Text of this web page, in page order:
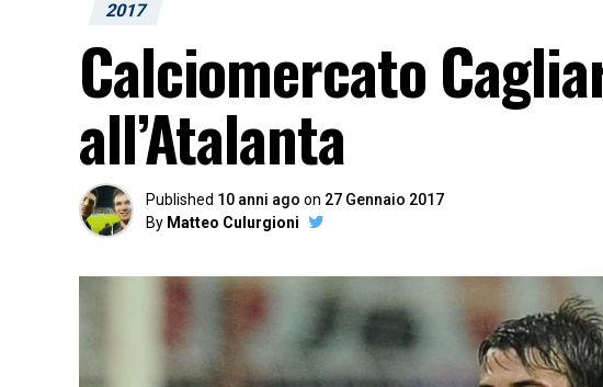
2017
Calciomercato
all’Atalanta
Published 10 anni ago on 27 Gennaio 2017
By Matteo Culurgioni